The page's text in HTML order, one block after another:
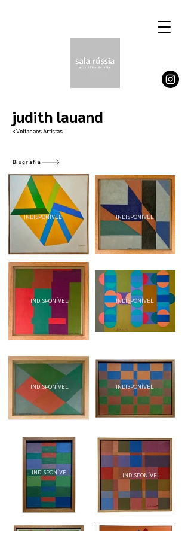
judith lauand
< Voltar aos Artistas
Biografia
INDISPONÍVEL
INDISPONÍVEL
INDISPONÍVEL
INDISPONÍVEL
INDISPONÍVEL
INDISPONÍVEL
INDISPONÍVEL
INDISPONÍVEL